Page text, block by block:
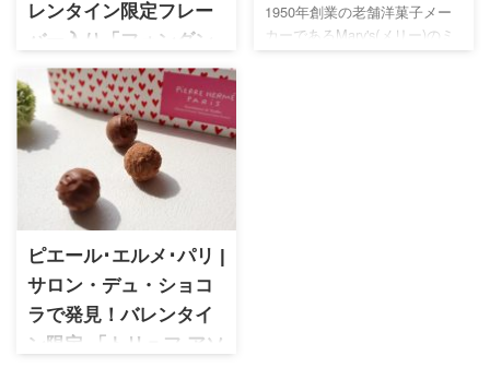
レンタイン限定フレー
バー入り「フォンダン
オ ショコラ3種類セッ
ト」
パティスリー・サダハル・ア
オキ・パリ 2021年バレンタイ
ン限定の3種類のフォンダンシ
ョコラはこだわりの調合で新
しい味わいに仕上がっていま
す。
1950年創業の老舗洋菓子メー
カーであるMary's(メリー)のミ
ルフィーユ。ラッピング、パ
ピエール･エルメ･パリ |
サロン・デュ・ショコ
ラで発見！バレンタイ
ン限定 「トリュフ アソ